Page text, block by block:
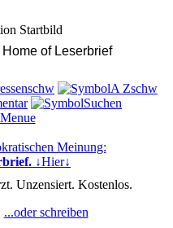
of Leserbrief
Meinung:
↓Hier↓
Unzensiert. Kostenlos.
...oder schreiben